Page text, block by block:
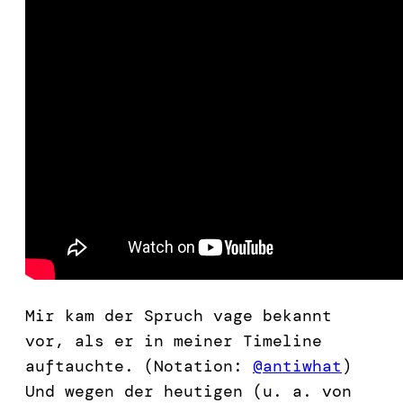
Mir kam der Spruch vage bekannt
vor, als er in meiner Timeline
auftauchte. (Notation: @antiwhat )
Und wegen der heutigen (u. a. von